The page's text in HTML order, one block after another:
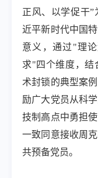
正风、以学促干
近平新时代中国
意义，通过 "理
求"四个维度，结
术封锁的典型案
励广大党员从科
技制高点中勇担
一致同意接收周
共预备党员。